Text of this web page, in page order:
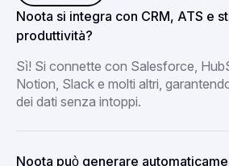
Noota si integra con CRM, ATS e
produttività?
Sì! Si connette con Salesforce,
Notion, Slack e molti altri,
dei dati senza intoppi.
Noota può generare